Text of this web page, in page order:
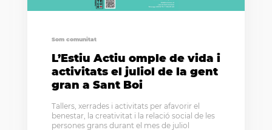
Som comunitat
L’Estiu Actiu omple de vida i
activitats el juliol de la gent
gran a Sant Boi
Tallers, xerrades i activitats per afavorir el
benestar, la creativitat i la relació social de les
persones grans durant el mes de juliol